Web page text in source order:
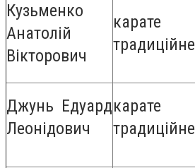
Кузьменко
Анатолій
Вікторович
карате
традиційне
Джунь Едуард
Леонідович
карате
традиційне